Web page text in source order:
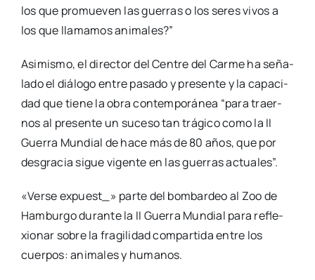
los que pro­mue­ven las gue­rras o los seres vivos a
los que lla­ma­mos ani­ma­les?”
Asi­mis­mo, el direc­tor del Cen­tre del Car­me ha seña­
la­do el diá­lo­go entre pasa­do y pre­sen­te y la capa­ci­
dad que tie­ne la obra con­tem­po­rá­nea “para traer­
nos al pre­sen­te un suce­so tan trá­gi­co como la II
Gue­rra Mun­dial de hace más de 80 años, que por
des­gra­cia sigue vigen­te en las gue­rras actua­les”.
«Ver­se expuest_» par­te del bom­bar­deo al Zoo de
Ham­bur­go duran­te la II Gue­rra Mun­dial para refle­
xio­nar sobre la fra­gi­li­dad com­par­ti­da entre los
cuer­pos: ani­ma­les y huma­nos.